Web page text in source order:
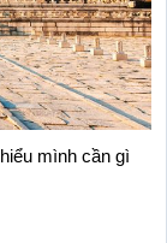
mình cần gì